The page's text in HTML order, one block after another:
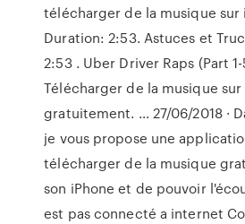
télécharger de la musique sur
Duration: 2:53. Astuces et
2:53 . Uber Driver Raps (Part
Télécharger de la musique sur
gratuitement. … 27/06/2018 ·
je vous propose une
télécharger de la musique
son iPhone et de pouvoir
est pas connecté a internet